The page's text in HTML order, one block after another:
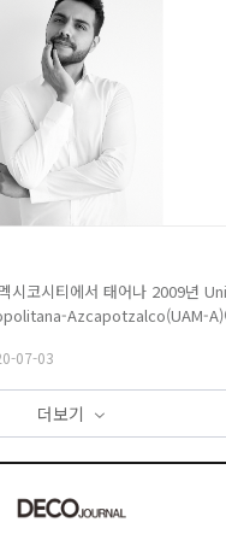
시코시티에서 태어나 2009년
Azcapotzalco(UAM-A)
있다. 실용적이고 유머러스하며,
07-03
더보기